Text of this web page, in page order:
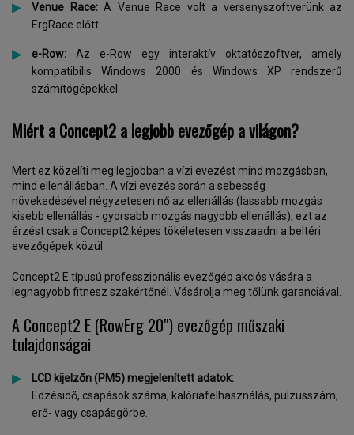
Venue Race:A Venue Race volt a versenyszoftverünk az
ErgRace előtt
e-Row: Az e-Row egy interaktív oktatószoftver, amely
kompatibilis Windows 2000 és Windows XP rendszerű
számítógépekkel
Miért a Concept2 a legjobb evezőgép a világon?
Mert ez közelíti meg legjobban a vízi evezést mind mozgásban,
mind ellenállásban. A vízi evezés során a sebesség
növekedésével négyzetesen nő az ellenállás (lassabb mozgás
kisebb ellenállás - gyorsabb mozgás nagyobb ellenállás), ezt az
érzést csak a Concept2 képes tökéletesen visszaadni a beltéri
evezőgépek közül.
Concept2 E típusú professzionális evezőgép akciós vására a
legnagyobb fitnesz szakértőnél. Vásárolja meg tőlünk garanciával.
A Concept2 E (RowErg 20") evezőgép műszaki
tulajdonságai
LCD kijelzőn (PM5) megjelenített adatok:
Edzésidő, csapások száma, kalóriafelhasználás, pulzusszám,
erő- vagy csapásgörbe.